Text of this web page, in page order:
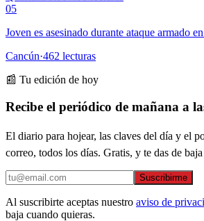
05
Joven es asesinado durante ataque armado
Cancún·462 lecturas
📰 Tu edición de hoy
Recibe el periódico de mañana a
El diario para hojear, las claves del día y el
correo, todos los días. Gratis, y te das de
Suscribirme
Al suscribirte aceptas nuestro aviso de
baja cuando quieras.